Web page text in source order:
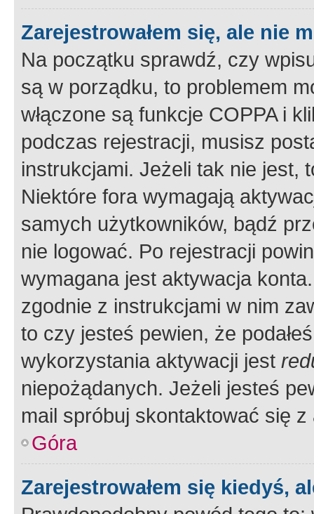
Zarejestrowałem się, ale nie
Na początku sprawdź, czy
są w porządku, to problemem
włączone są funkcje COPPA i
podczas rejestracji, musisz
instrukcjami. Jeżeli tak nie jest,
Niektóre fora wymagają
samych użytkowników, bądź
nie logować. Po rejestracji
wymagana jest aktywacja
zgodnie z instrukcjami w nim
to czy jesteś pewien, że
wykorzystania aktywacji jest
niepożądanych. Jeżeli jesteś
mail spróbuj skontaktować się
Góra
Zarejestrowałem się kiedyś,